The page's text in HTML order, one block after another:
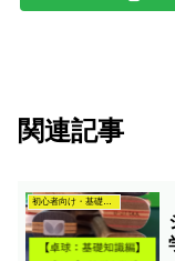
関連記事
初心者向け・基礎知識